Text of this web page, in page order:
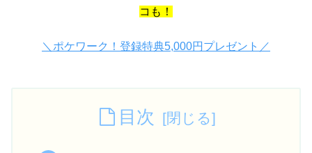
コも！
＼ポケワーク！登録特典5,000円プレゼント／
目次